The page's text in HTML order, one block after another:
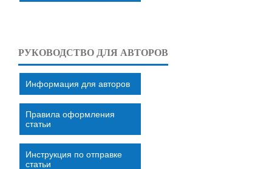
РУКОВОДСТВО ДЛЯ АВТОРОВ
Информация для авторов
Правила оформления
статьи
Инструкция по отправке
статьи